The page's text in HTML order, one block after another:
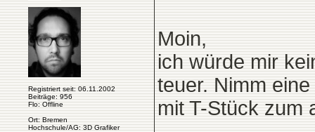
Registriert seit: 06.11.2002
Beiträge: 956
Flo: Offline
Ort: Bremen
Hochschule/AG: 3D Grafiker
Moin,
ich würde mir
teuer. Nimm
mit T-Stück zum